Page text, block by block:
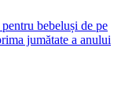
bebeluși de pe
jumătate a anului